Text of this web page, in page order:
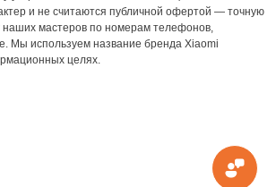
и не считаются публичной офертой — точную
наших мастеров по номерам телефонов,
Мы используем название бренда Xiaomi
целях.